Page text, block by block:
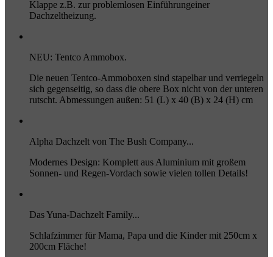
Klappe z.B. zur problemlosen Einführungeiner
Dachzeltheizung.
NEU: Tentco Ammobox.
Die neuen Tentco-Ammoboxen sind stapelbar und verriegeln
sich gegenseitig, so dass die obere Box nicht von der unteren
rutscht. Abmessungen außen: 51 (L) x 40 (B) x 24 (H) cm
Alpha Dachzelt von The Bush Company...
Modernes Design: Komplett aus Aluminium mit großem
Sonnen- und Regen-Vordach sowie vielen tollen Details!
Das Yuna-Dachzelt Family...
Schlafzimmer für Mama, Papa und die Kinder mit 250cm x
200cm Fläche!